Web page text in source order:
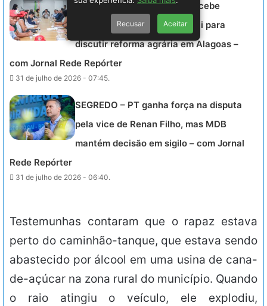
ENCONTRO – Governador recebe
ministra Fernanda Machiaveli para
discutir reforma agrária em Alagoas –
com Jornal Rede Repórter
31 de julho de 2026 - 07:45.
SEGREDO – PT ganha força na disputa
pela vice de Renan Filho, mas MDB
mantém decisão em sigilo – com Jornal
Rede Repórter
31 de julho de 2026 - 06:40.
Testemunhas contaram que o rapaz estava
perto do caminhão-tanque, que estava sendo
abastecido por álcool em uma usina de cana-
de-açúcar na zona rural do município. Quando
o raio atingiu o veículo, ele explodiu,
Recusar Aceitar